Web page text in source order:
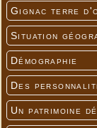
Gignac terre
Situation
Démographie
Des
Un patrimoine